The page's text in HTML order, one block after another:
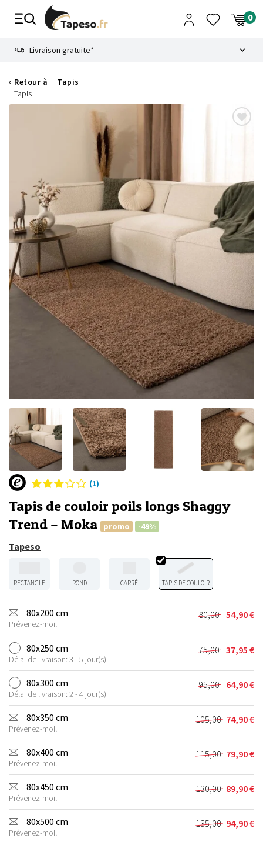
Livraison gratuite*
Retour à
Tapis
Tapis
(1)
Tapis de couloir poils longs Shaggy
Trend – Moka
promo -49%
Tapeso
RECTANGLE ROND CARRÉ TAPIS DE COULOIR
80x200 cm
Prévenez-moi!
80,00
Le
prix
initial
était :
80,00 €.
54,90€
Le
prix
actuel
est :
54,90 €.
80x250 cm
Délai de livraison: 3 - 5 jour(s)
75,00
Le
prix
initial
était :
75,00 €.
37,95 €
Le
prix
actuel
est :
37,95 €.
80x300 cm
Délai de livraison: 2 - 4 jour(s)
95,00
Le
prix
initial
était :
95,00 €.
64,90€
Le
prix
actuel
est :
64,90 €.
80x350 cm
Prévenez-moi!
105,00
Le
prix
initial
était :
105,00 €.
74,90€
Le
prix
actuel
est :
74,90 €.
80x400 cm
Prévenez-moi!
115,00
Le
prix
initial
était :
115,00 €.
79,90€
Le
prix
actuel
est :
79,90 €.
80x450 cm
Prévenez-moi!
130,00
Le
prix
initial
était :
89,90€
Le
prix
actuel
est :
80x500 cm
Prévenez-moi!
135,00
Le 94,90€
Le